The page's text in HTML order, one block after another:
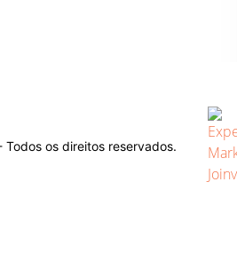
os direitos reservados.